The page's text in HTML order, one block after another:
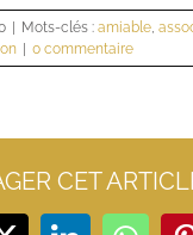
| Mots-clés : amiable
| 0 commentaire
CET